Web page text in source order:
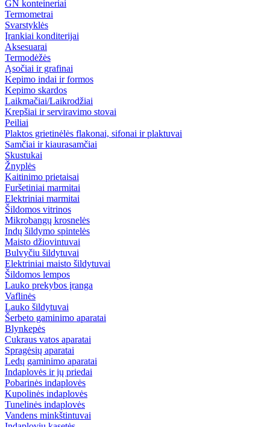
GN konteineriai
Termometrai
Svarstyklės
Įrankiai konditerijai
Aksesuarai
Termodėžės
Ąsočiai ir grafinai
Kepimo indai ir formos
Kepimo skardos
Laikmačiai/Laikrodžiai
Krepšiai ir serviravimo stovai
Peiliai
Plaktos grietinėlės flakonai, sifonai ir plaktuvai
Samčiai ir kiaurasamčiai
Skustukai
Žnyplės
Kaitinimo prietaisai
Furšetiniai marmitai
Elektriniai marmitai
Šildomos vitrinos
Mikrobangų krosnelės
Indų šildymo spintelės
Maisto džiovintuvai
Bulvyčiu šildytuvai
Elektriniai maisto šildytuvai
Šildomos lempos
Lauko prekybos įranga
Vaflinės
Lauko šildytuvai
Šerbeto gaminimo aparatai
Blynkepės
Cukraus vatos aparatai
Spragėsių aparatai
Ledų gaminimo aparatai
Indaplovės ir jų priedai
Pobarinės indaplovės
Kupolinės indaplovės
Tunelinės indaplovės
Vandens minkštintuvai